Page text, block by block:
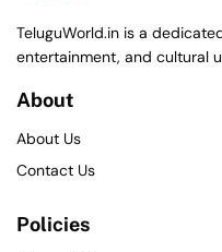
TeluguWorld.in is a
entertainment, and cultural
About
About Us
Contact Us
Policies